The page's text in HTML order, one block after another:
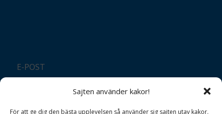
Sajten använder kakor!
För att ge dig den bästa upplevelsen så använder sig sajten utav kakor.
E-POST